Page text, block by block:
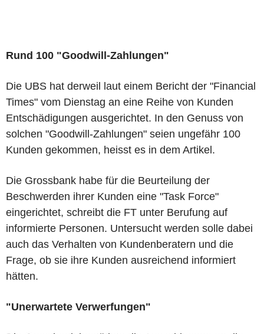
Rund 100 "Goodwill-Zahlungen"
Die UBS hat derweil laut einem Bericht der "Financial
Times" vom Dienstag an eine Reihe von Kunden
Entschädigungen ausgerichtet. In den Genuss von
solchen "Goodwill-Zahlungen" seien ungefähr 100
Kunden gekommen, heisst es in dem Artikel.
Die Grossbank habe für die Beurteilung der
Beschwerden ihrer Kunden eine "Task Force"
eingerichtet, schreibt die FT unter Berufung auf
informierte Personen. Untersucht werden solle dabei
auch das Verhalten von Kundenberatern und die
Frage, ob sie ihre Kunden ausreichend informiert
hätten.
"Unerwartete Verwerfungen"